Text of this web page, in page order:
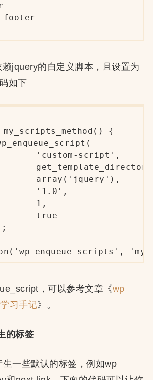
jquery的自定义脚本，且设置为
如下
{
，可以参考文章《wp
习手记》。
的标签
一些默认的标签，例如wp